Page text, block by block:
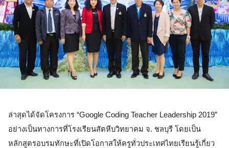
ล่าสุดได้จัดโครงการ “Google Coding Teacher Leadership 2019”
อย่างเป็นทางการที่โรงเรียนสัตหีบวิทยาคม จ. ชลบุรี โดยเป็น
หลักสูตรอบรมทักษะที่เปิดโอกาสให้ครูทั่วประเทศไทยเรียนรู้เกี่ยว